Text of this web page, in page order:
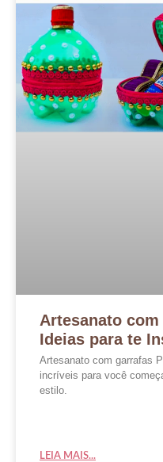
Artesanato
Ideias para te
Artesanato com garrafas
incríveis para você
estilo.
LEIA MAIS...